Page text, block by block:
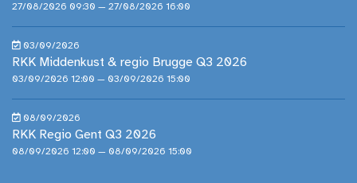
27/08/2026 09:30 — 27/08/2026 16:00
03/09/2026
RKK Middenkust & regio Brugge Q3 2026
03/09/2026 12:00 — 03/09/2026 15:00
08/09/2026
RKK Regio Gent Q3 2026
08/09/2026 12:00 — 08/09/2026 15:00